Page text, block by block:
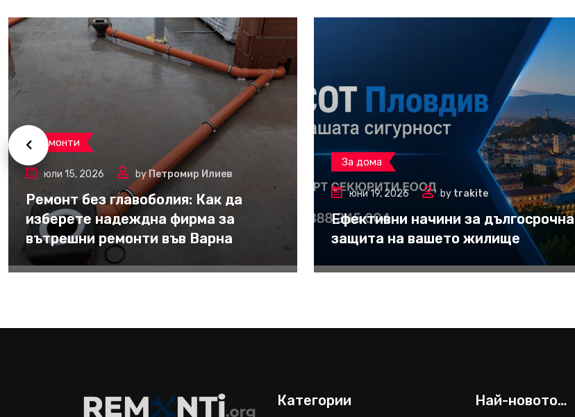
Ремонти
юли 15, 2026 by Петромир Илиев
Ремонт без главоболия: Как да
изберете надеждна фирма за
вътрешни ремонти във Варна
За дома
юни 19, 2026 by trakite
Ефективни начини за дългосрочна
защита на вашето жилище
Категории Най-новото…